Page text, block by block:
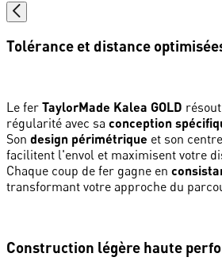
Tolérance et distance
Le fer TaylorMade Kalea GOLD
régularité avec sa conception
Son design périmétrique et son
facilitent l'envol et maximisent votre
Chaque coup de fer gagne en
transformant votre approche du
Construction légère haute